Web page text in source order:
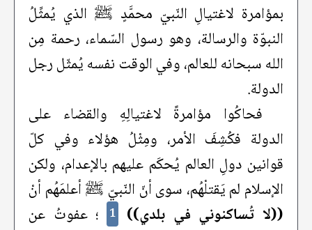
بمؤامرة لاغتيالِ النّبيّ محمَّدٍ ﷺ الذي يُمثِّلُ
النبوّة والرسالة، وهو رسول السّماء، رحمة مِن
الله سبحانه للعالم، وفي الوقت نفسه يُمثّل رجل
الدولة.
فحاكُوا مؤامرةً لاغتيالِهِ والقضاء على
الدولة فكُشِفَ الأمر، ومِثْلُ هؤلاء وفي كلّ
قوانين دولِ العالم يُحكَم عليهم بالإعدام، ولكن
الإسلام لم يَقتلْهُم، سوى أنّ النّبيّ ﷺ أعلمَهُم أنْ
((لا تُساكنوني في بلدي))
1
؛ عفوتُ عن